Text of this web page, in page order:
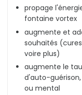
propage
fontaine vortex
augmente et
souhaités
voire plus)
augmente le
d'auto-
ou mental